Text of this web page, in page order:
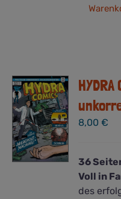
8,00€
36
Voll in
des